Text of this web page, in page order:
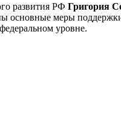
развития РФ Григория
основные меры
уровне.